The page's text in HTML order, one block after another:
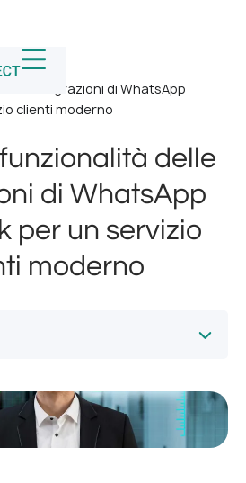
integrazioni di WhatsApp
clienti moderno
delle
di WhatsApp
per un servizio
moderno